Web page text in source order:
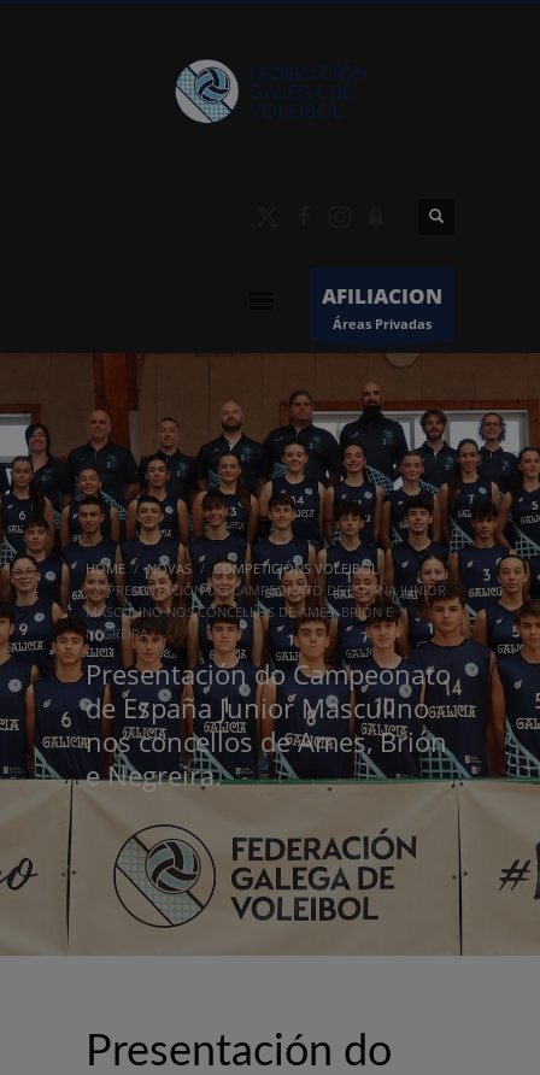
AFILIACION
Áreas Privadas
HOME NOVAS
COMPETICIÓNS VOLEIBOL
PRESENTACIÓN DO CAMPEONATO DE ESPAÑA JUNIOR
MASCULINO NOS CONCELLOS DE AMES, BRIÓN E
NEGREIRA.
Presentación do Campeonato
de España Junior Masculino
nos concellos de Ames, Brión
e Negreira.
Presentación do